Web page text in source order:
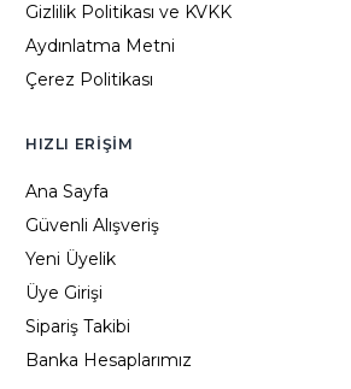
Gizlilik Politikası ve KVKK
Aydınlatma Metni
Çerez Politikası
HIZLI ERIŞIM
Ana Sayfa
Güvenli Alışveriş
Yeni Üyelik
Üye Girişi
Sipariş Takibi
Banka Hesaplarımız